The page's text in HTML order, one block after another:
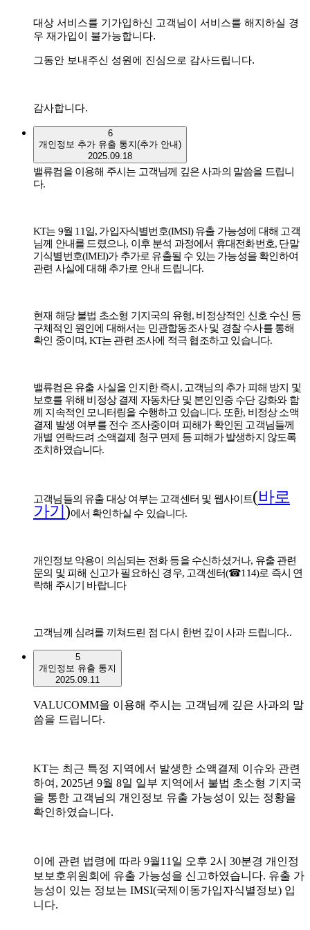
대상 서비스를 기가입하신 고객님이 서비스를 해지하실 경
우 재가입이 불가능합니다.
그동안 보내주신 성원에 진심으로 감사드립니다.
감사합니다.
6
개인정보 추가 유출 통지(추가 안내)
2025.09.18
밸류컴을 이용해 주시는 고객님께 깊은 사과의 말씀을 드립니
다.
KT는 9월 11일, 가입자식별번호(IMSI)유출 가능성에 대해 고객
님께 안내를 드렸으나, 이후 분석 과정에서 휴대전화번호, 단말
기식별번호(IMEI)가 추가로 유출될 수 있는 가능성을 확인하여
관련 사실에 대해 추가로 안내 드립니다.
현재 해당 불법 초소형 기지국의 유형, 비정상적인 신호 수신 등
구체적인 원인에 대해서는 민관합동조사 및 경찰 수사를 통해
확인 중이며, KT는 관련 조사에 적극 협조하고 있습니다.
밸류컴은유출 사실을 인지한 즉시 , 고객님의 추가 피해 방지 및
보호를 위해 비정상 결제 자동차단 및 본인인증 수단 강화와 함
께 지속적인 모니터링을 수행하고 있습니다. 또한, 비정상 소액
결제 발생 여부를 전수 조사중이며 피해가 확인된 고객님들께
개별 연락드려 소액결제 청구 면제 등 피해가 발생하지 않도록
조치하였습니다.
고객님들의 유출 대상 여부는 고객센터 및 웹사이트(바로
가기)에서 확인하실 수 있습니다.
개인정보 악용이 의심되는 전화 등을 수신하셨거나, 유출 관련
문의 및 피해 신고가 필요하신 경우, 고객센터(☎114)로 즉시 연
락해 주시기 바랍니다
고객님께 심려를 끼쳐드린 점 다시 한번 깊이 사과 드립니다..
5
개인정보 유출 통지
2025.09.11
VALUCOMM을 이용해 주시는 고객님께 깊은 사과의 말
씀을 드립니다.
KT는 최근 특정 지역에서 발생한 소액결제 이슈와 관련
하여, 2025년 9월 8일 일부 지역에서 불법 초소형 기지국
을 통한 고객님의 개인정보 유출 가능성이 있는 정황을
확인하였습니다.
이에 관련 법령에 따라 9월11일 오후 2시 30분경 개인정
보보호위원회에 유출 가능성을 신고하였습니다. 유출 가
능성이 있는 정보는 IMSI(국제이동가입자식별정보) 입
니다.